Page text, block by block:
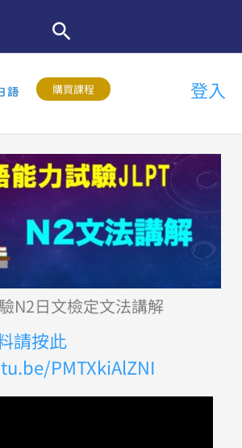
購買課程 登入
N2日文檢定文法講解
請按此
PMTXkiAlZNI